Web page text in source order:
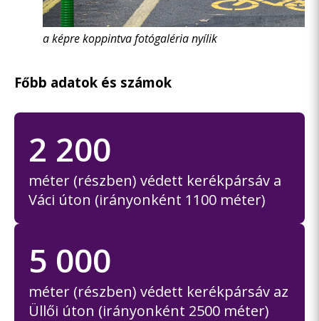
a képre koppintva fotógaléria nyílik
Főbb adatok és számok
2 200
méter (részben) védett kerékpársáv a
Váci úton (irányonként 1100 méter)
5 000
méter (részben) védett kerékpársáv az
Üllői úton (irányonként 2500 méter)